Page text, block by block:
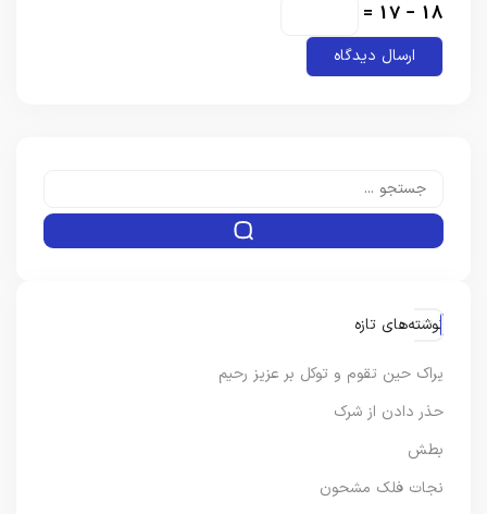
18 − 17 =
نوشته‌های تازه
یراک حین تقوم و توکل بر عزیز رحیم
حذر دادن از شرک
بطش
نجات فلک مشحون